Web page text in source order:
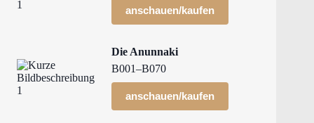
anschauen/kaufen
Die Anunnaki
B001–B070
anschauen/kaufen